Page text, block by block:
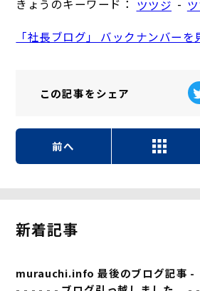
きょうのキーワード： ツツジ -
「社長ブログ」 バックナンバーを
この記事をシェア
前へ
新着記事
murauchi.info 最後のブログ記事 -